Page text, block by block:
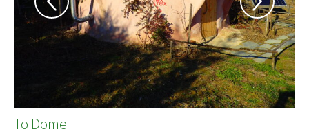
Το Dome